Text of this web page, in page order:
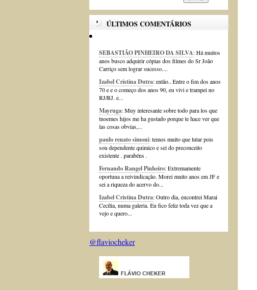
ÚLTIMOS COMENTÁRIOS
SEBASTIÃO PINHEIRO DA SILVA: Há muitos
anos busco adquirir cópias dos filmes do Sr João
Carriço sem lograr sucesso....
Izabel Cristina Dutra: então.. Entre o fim dos anos
70 e e o começo dos anos 90, eu vivi e trampei no
RJ/RJ. e...
Mayruga: Muy interesante sobre todo para los que
tnoemes hijos me ha gustado porque te hace ver que
las cosas obvias,...
paulo renato simoni: temos muito que lutar pois
sou dependente quimico e sei do preconceito
existente . parabéns .
Fernando Rangel Pinheiro: Extremamente
oportuna a reivindicação. Morei muito anos em JF e
sei a riqueza do acervo do...
Izabel Cristina Dutra: Outro dia, encontrei Marai
Cecília, numa galeria. Eu fico feliz toda vez que a
vejo e quero...
@flaviocheker